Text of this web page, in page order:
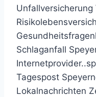
Unfallversicherung
Schlaganfall
Tagespost
Lokalnachrichten